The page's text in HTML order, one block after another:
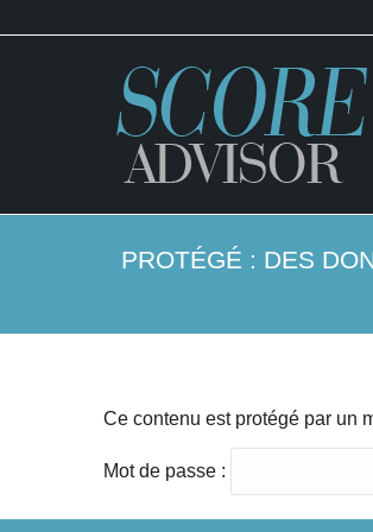
PROTÉGÉ : DES
Ce contenu est protégé par un
Mot de passe :